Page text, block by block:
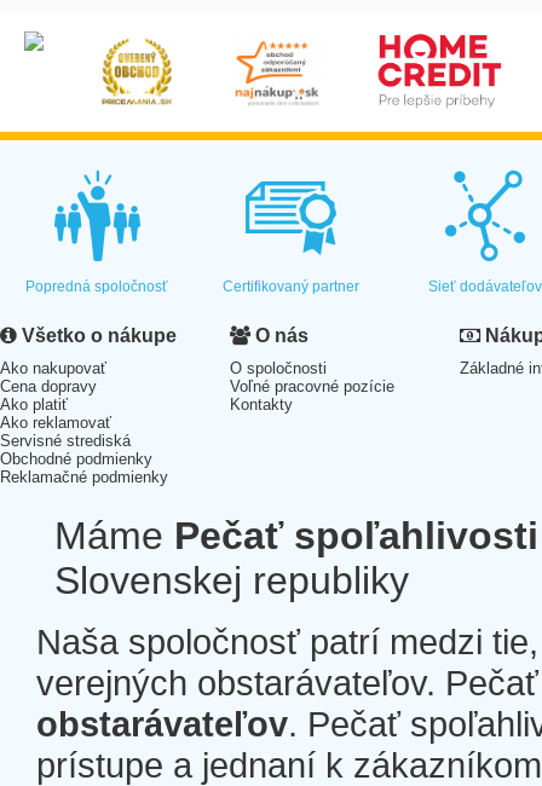
Popredná spoločnosť Certifikovaný partner Sieť dodávateľov
Všetko o nákupe
Ako nakupovať
Cena dopravy
Ako platiť
Ako reklamovať
Servisné strediská
Obchodné podmienky
Reklamačné podmienky
O nás
O spoločnosti
Voľné pracovné pozície
Kontakty
Základné
Máme Pečať spoľahlivosti
Slovenskej republiky
Naša spoločnosť patrí medzi
verejných obstarávateľov.
obstarávateľov. Pečať
prístupe a jednaní k